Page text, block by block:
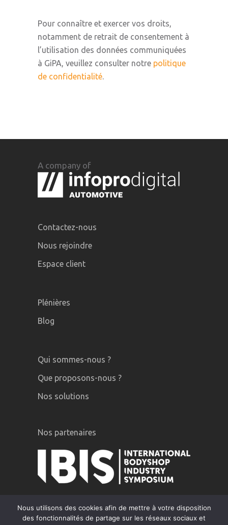
Pour connaître et exercer vos droits,
notamment de retrait de consentement à
l’utilisation des données communiquées
à GiPA, veuillez consulter notre politique
de confidentialité.
A company of
Contactez-nous
Nous rejoindre
Espace client
Plénières
Blog
Qui sommes-nous ?
Que proposons-nous ?
Nos solutions
Nos partenaires
Nous utilisons des cookies afin de mettre à votre disposition
des fonctionnalités de partage sur les réseaux sociaux et